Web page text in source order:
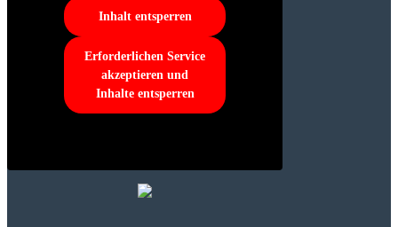
Inhalt entsperren
Erforderlichen Service
akzeptieren und
Inhalte entsperren